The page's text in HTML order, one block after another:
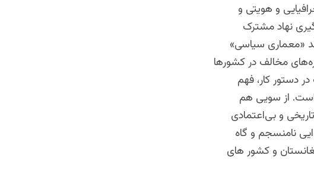
و هویتی و
نهاد مشترک
«معماری سیاسی»
مخالف در کشورها
دستور کار، فهم
از سویی هم
و بی‌اعتمادی
نامنسجم و گاه
و کشور های